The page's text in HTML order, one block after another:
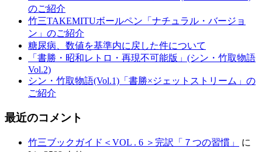
のご紹介
竹三TAKEMITUボールペン「ナチュラル・バージョ
ン」のご紹介
糖尿病、数値を基準内に戻した件について
「書勝・昭和レトロ・再現不可能版」(シン・竹取物語
Vol.2)
シン・竹取物語(Vol.1)「書勝×ジェットストリーム」の
ご紹介
最近のコメント
竹三ブックガイド＜VOL . 6 ＞完訳「７つの習慣」
に